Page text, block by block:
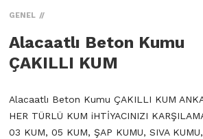
GENEL
Alacaatlı Beton Kumu
ÇAKILLI KUM
Alacaatlı Beton Kumu ÇAKILLI KUM
HER TÜRLÜ KUM iHTİYACINIZI
03 KUM, 05 KUM, ŞAP KUMU, SIVA